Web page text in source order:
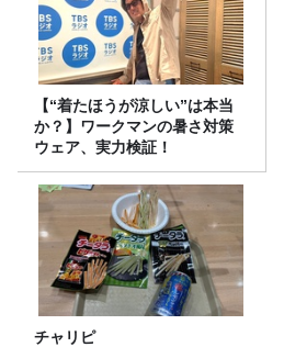
【“着たほうが涼しい”は本当
か？】ワークマンの暑さ対策
ウェア、実力検証！
チャリピ